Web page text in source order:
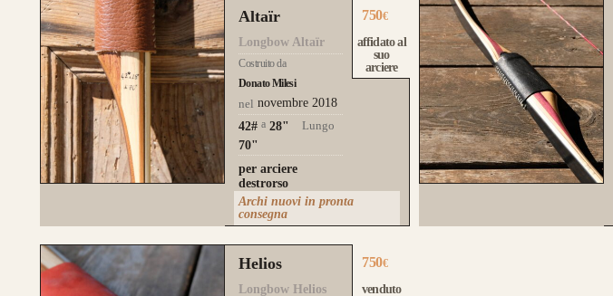
Altaïr
Longbow Altaïr
Costruito da
Donato Milesi
nel novembre 2018
42# a 28"
Lungo
70"
per arciere
destrorso
750€
affidato al
suo
arciere
Archi nuovi in pronta
consegna
Helios
Longbow Helios
750€
venduto